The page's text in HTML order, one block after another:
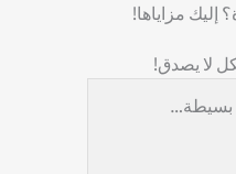
إليك مزاياها!
لا يصدق!
بسيطة…